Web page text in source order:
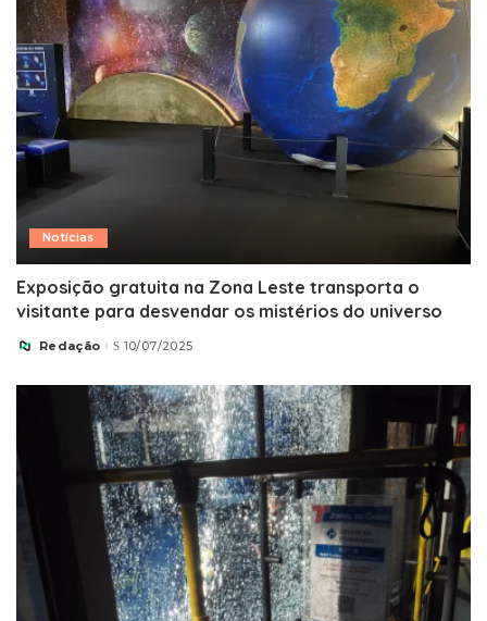
Notícias
Exposição gratuita na Zona Leste transporta o
visitante para desvendar os mistérios do universo
Posted
Redação 10/07/2025